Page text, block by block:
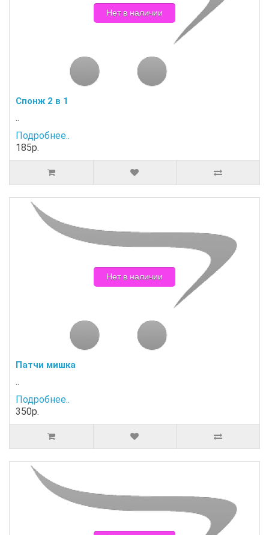
Нет в наличии
Спонж 2 в 1
..
Подробнее..
185р.
Нет в наличии
Патчи мишка
..
Подробнее..
350р.